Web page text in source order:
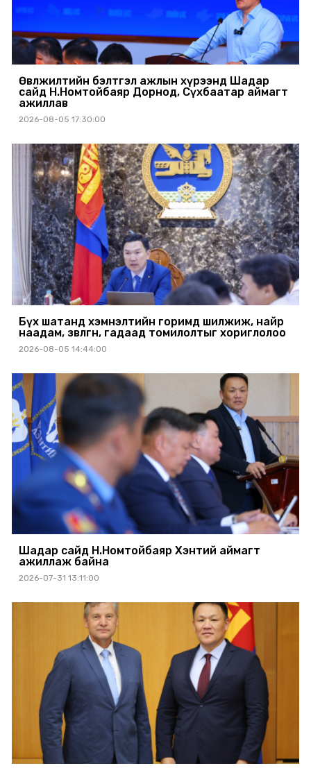
Өвөлжилтийн бэлтгэл ажлын хүрээнд Шадар
сайд Н.Номтойбаяр Дорнод, Сүхбаатар аймагт
ажиллав
2026-08-05 17:30:00
Бүх шатанд хэмнэлтийн горимд шилжиж, найр
наадам, зөвлөгөөн, гадаад томилолтыг хориглолоо
2026-08-05 14:44:00
Шадар сайд Н.Номтойбаяр Хэнтий аймагт
ажиллаж байна
2026-07-31 13:11:00